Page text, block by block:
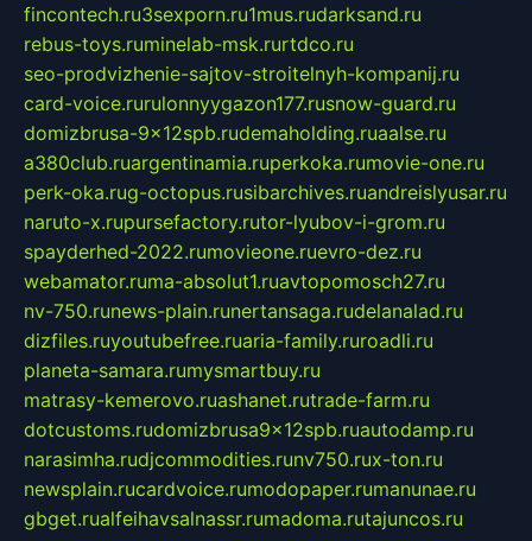
fincontech.ru3sexporn.ru1mus.rudarksand.ru
rebus-toys.ruminelab-msk.rurtdco.ru
seo-prodvizhenie-sajtov-stroitelnyh-kompanij.ru
card-voice.rurulonnyygazon177.rusnow-guard.ru
domizbrusa-9x12spb.rudemaholding.ruaalse.ru
a380club.ruargentinamia.ruperkoka.rumovie-one.ru
perk-oka.rug-octopus.rusibarchives.ruandreislyusar.ru
naruto-x.rupursefactory.rutor-lyubov-i-grom.ru
spayderhed-2022.rumovieone.ruevro-dez.ru
webamator.ruma-absolut1.ruavtopomosch27.ru
nv-750.runews-plain.runertansaga.rudelanalad.ru
dizfiles.ruyoutubefree.ruaria-family.ruroadli.ru
planeta-samara.rumysmartbuy.ru
matrasy-kemerovo.ruashanet.rutrade-farm.ru
dotcustoms.rudomizbrusa9x12spb.ruautodamp.ru
narasimha.rudjcommodities.runv750.rux-ton.ru
newsplain.rucardvoice.rumodopaper.rumanunae.ru
gbget.rualfeihavsalnassr.rumadoma.rutajuncos.ru